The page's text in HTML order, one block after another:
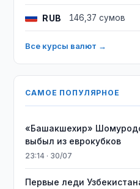
RUB 146,37 сумов
Все курсы валют →
САМОЕ ПОПУЛЯРНОЕ
«Башакшехир»
выбыл из еврокубков
23:14 · 30/07
Первые леди